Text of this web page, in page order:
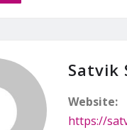
Satvik
Website:
https://